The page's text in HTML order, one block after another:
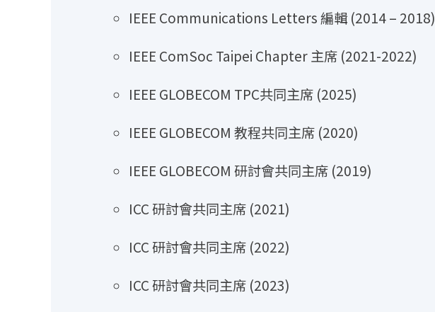
IEEE Communications Letters 編輯 (2014 – 2018)
IEEE ComSoc Taipei Chapter 主席 (2021-2022)
IEEE GLOBECOM TPC共同主席 (2025)
IEEE GLOBECOM 教程共同主席 (2020)
IEEE GLOBECOM 研討會共同主席 (2019)
ICC 研討會共同主席 (2021)
ICC 研討會共同主席 (2022)
ICC 研討會共同主席 (2023)